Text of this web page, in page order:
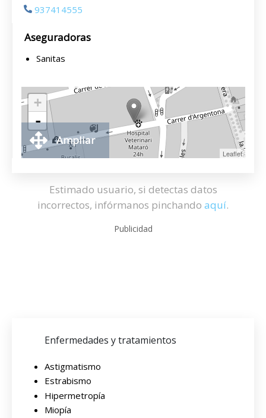
937414555
Aseguradoras
Sanitas
+
-
Leaflet
Ampliar
Estimado usuario, si detectas datos
incorrectos, infórmanos pinchando aquí.
Publicidad
Enfermedades y tratamientos
Astigmatismo
Estrabismo
Hipermetropía
Miopía